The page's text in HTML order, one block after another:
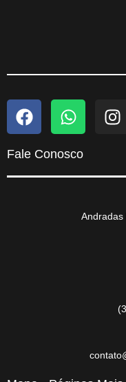
Fale Conosco
Andradas